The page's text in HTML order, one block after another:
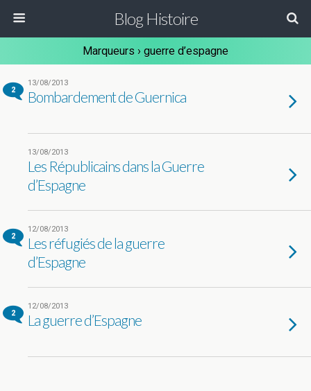
Blog Histoire
Marqueurs › guerre d’espagne
2
13/08/2013
Bombardement de Guernica
13/08/2013
Les Républicains dans la Guerre
d’Espagne
2
12/08/2013
Les réfugiés de la guerre
d’Espagne
2
12/08/2013
La guerre d’Espagne